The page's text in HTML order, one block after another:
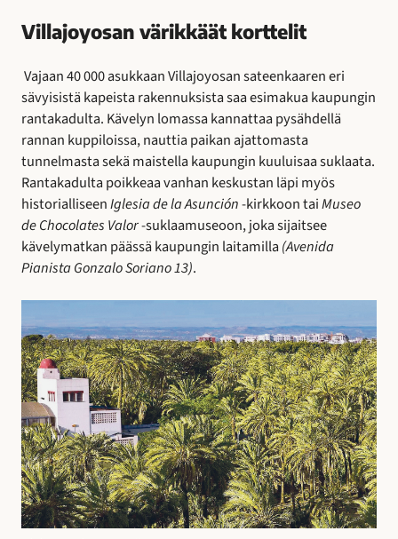
Villajoyosan värikkäät korttelit
Vajaan 40 000 asukkaan Villajoyosan sateenkaaren eri
sävyisistä kapeista rakennuksista saa esimakua kaupungin
rantakadulta. Kävelyn lomassa kannattaa pysähdellä
rannan kuppiloissa, nauttia paikan ajattomasta
tunnelmasta sekä maistella kaupungin kuuluisaa suklaata.
Rantakadulta poikkeaa vanhan keskustan läpi myös
historialliseenIglesia de la Asunción-kirkkoon taiMuseo
de Chocolates Valor-suklaamuseoon, joka sijaitsee
kävelymatkan päässä kaupungin laitamilla (Avenida
Pianista Gonzalo Soriano 13).